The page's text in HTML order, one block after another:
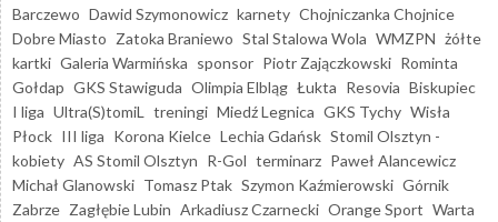
Barczewo Dawid Szymonowicz karnety Chojniczanka Chojnice
Dobre Miasto Zatoka Braniewo Stal Stalowa Wola WMZPN żółte
kartki Galeria Warmińska sponsor Piotr Zajączkowski Rominta
Gołdap GKS Stawiguda Olimpia Elbląg Łukta Resovia Biskupiec
I liga Ultra(S)tomiL treningi Miedź Legnica GKS Tychy Wisła
Płock III liga Korona Kielce Lechia Gdańsk Stomil Olsztyn -
kobiety AS Stomil Olsztyn R-Gol terminarz Paweł Alancewicz
Michał Glanowski Tomasz Ptak Szymon Kaźmierowski Górnik
Zabrze Zagłębie Lubin Arkadiusz Czarnecki Orange Sport Warta